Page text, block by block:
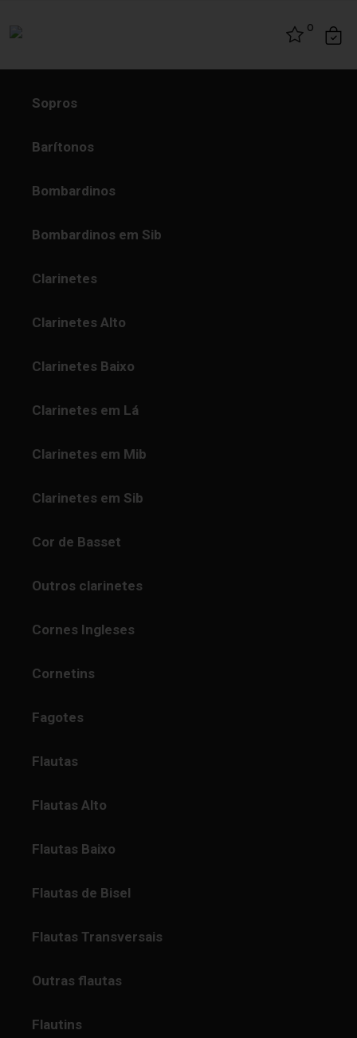
0
Sopros
Barítonos
Bombardinos
Bombardinos em Sib
Clarinetes
Clarinetes Alto
Clarinetes Baixo
Clarinetes em Lá
Clarinetes em Mib
Clarinetes em Sib
Cor de Basset
Outros clarinetes
Cornes Ingleses
Cornetins
Fagotes
Flautas
Flautas Alto
Flautas Baixo
Flautas de Bisel
Flautas Transversais
Outras flautas
Flautins